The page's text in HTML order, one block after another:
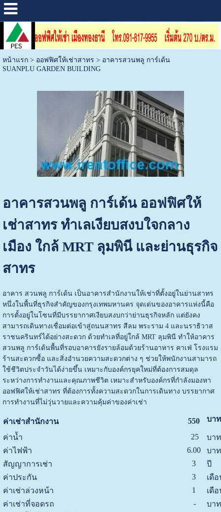
หน้าแรก> ออฟฟิศให้เช่าสาทร > อาคารสวนพลู การ์เด้น
SUANPLU GARDEN BUILDING
อาคารสวนพลู การ์เด้น ออฟฟิศให้
เช่าสาทร ทำเลเงียบสงบใจกลาง
เมือง ใกล้ MRT ลุมพินี และย่านธุรกิจ
สาทร
อาคาร สวนพลู การ์เด้น เป็นอาคารสำนักงานให้เช่าที่ตั้งอยู่ในย่านสาทร
หนึ่งในพื้นที่ธุรกิจสำคัญของกรุงเทพมหานคร จุดเด่นของอาคารแห่งนี้คือ
การตั้งอยู่ในโซนที่มีบรรยากาศเงียบสงบกว่าย่านธุรกิจหลัก แต่ยังคง
สามารถเดินทางเชื่อมต่อเข้าสู่ถนนสาทร สีลม พระราม 4 และนราธิวาส
ราชนครินทร์ได้อย่างสะดวก ด้วยทำเลที่อยู่ใกล้ MRT ลุมพินี ทำให้อาคาร
สวนพลู การ์เด้นพื้นที่รอบอาคารยังรายล้อมด้วยร้านอาหาร คาเฟ่ โรงแรม
ร้านสะดวกซื้อ และสิ่งอำนวยความสะดวกต่าง ๆ ช่วยให้พนักงานสามารถ
ใช้ชีวิตประจำวันได้ง่ายขึ้น เหมาะกับองค์กรยุคใหม่ที่ต้องการสมดุล
ระหว่างการทำงานและคุณภาพชีวิต เหมาะสำหรับองค์กรที่กำลังมองหา
ออฟฟิศให้เช่าสาทร ที่ต้องการทั้งความสะดวกในการเดินทาง บรรยากาศ
การทำงานที่ไม่วุ่นวายและความคุ้มค่าของค่าเช่า
ค่าเช่าสำนักงาน 550 บา
ค่าน้ำ 25
บา
ค่าไฟฟ้า
6.00
บา
สัญญาการเช่า
3
ปี
ค่าประกัน
3
เดื
ค่าเช่าล่วงหน้า
1
เดื
ค่าเช่าที่จอดรถ
-
บา